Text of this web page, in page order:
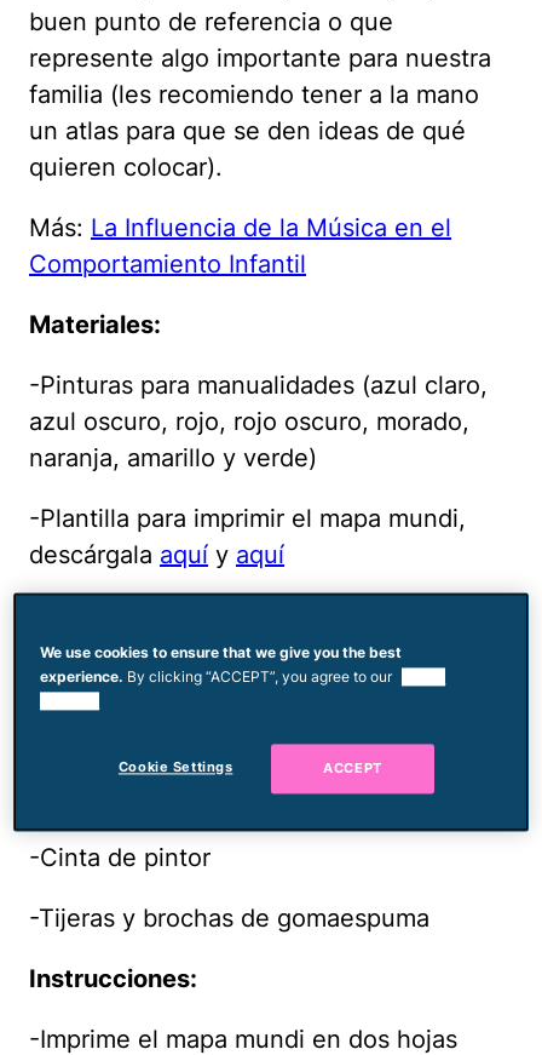
buen punto de referencia o que
represente algo importante para nuestra
familia (les recomiendo tener a la mano
un atlas para que se den ideas de qué
quieren colocar).
Más: La Influencia de la Música en el
Comportamiento Infantil
Materiales:
-Pinturas para manualidades (azul claro,
azul oscuro, rojo, rojo oscuro, morado,
naranja, amarillo y verde)
-Plantilla para imprimir el mapa mundi,
descárgala aquí y aquí
-Cartulina blanca (14 x 22 pulgadas)
-Marcadores de colores
-Papel contact transparente
-Cinta de pintor
-Tijeras y brochas de gomaespuma
Instrucciones:
-Imprime el mapa mundi en dos hojas
We use cookies to ensure that we give you the best
experience. By clicking “ACCEPT”, you agree to our
Cookie Settings ACCEPT